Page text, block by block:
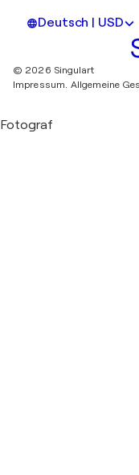
Deutsch | USD
© 2026 Singulart
Impressum. Allgemeine
Fotograf